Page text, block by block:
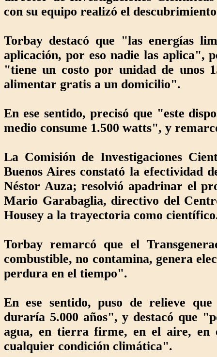
con su equipo realizó el
Torbay destacó que "las energías
aplicación, por eso nadie las aplica",
"tiene un costo por unidad de unos
alimentar gratis a un domicilio".
En ese sentido, precisó que "este
medio consume 1.500 watts", y
La Comisión de Investigaciones
Buenos Aires constató la efectividad
Néstor Auza; resolvió apadrinar el
Mario Garabaglia, directivo del
Housey a la trayectoria como
Torbay remarcó que el
combustible, no contamina, genera
perdura en el tiempo".
En ese sentido, puso de relieve
duraría 5.000 años", y destacó que
agua, en tierra firme, en el aire, en
cualquier condición climática".